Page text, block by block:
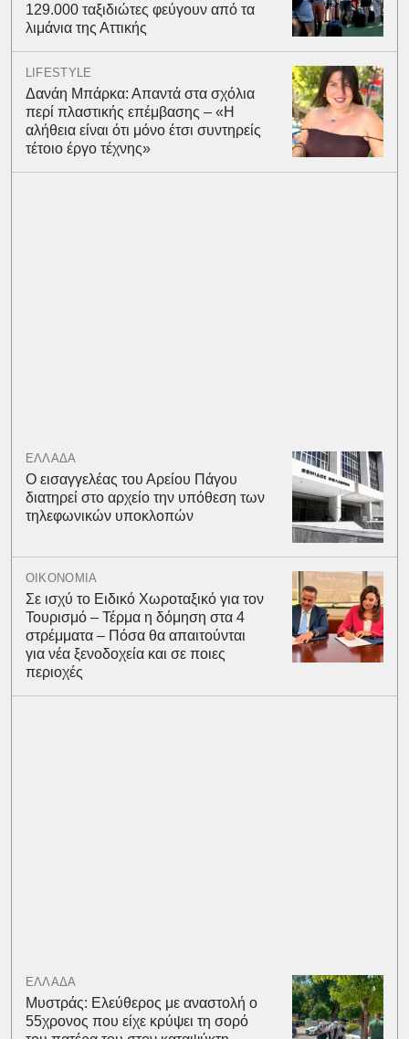
129.000 ταξιδιώτες φεύγουν από τα
λιμάνια της Αττικής
LIFESTYLE
Δανάη Μπάρκα: Απαντά στα σχόλια
περί πλαστικής επέμβασης – «Η
αλήθεια είναι ότι μόνο έτσι συντηρείς
τέτοιο έργο τέχνης»
ΕΛΛΑΔΑ
Ο εισαγγελέας του Αρείου Πάγου
διατηρεί στο αρχείο την υπόθεση των
τηλεφωνικών υποκλοπών
ΟΙΚΟΝΟΜΙΑ
Σε ισχύ το Ειδικό Χωροταξικό για τον
Τουρισμό – Τέρμα η δόμηση στα 4
στρέμματα – Πόσα θα απαιτούνται
για νέα ξενοδοχεία και σε ποιες
περιοχές
ΕΛΛΑΔΑ
Μυστράς: Ελεύθερος με αναστολή ο
55χρονος που είχε κρύψει τη σορό